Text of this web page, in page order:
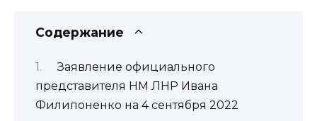
Содержание
Заявление официального
представителя НМ ЛНР Ивана
Филипоненко на 4 сентября 2022